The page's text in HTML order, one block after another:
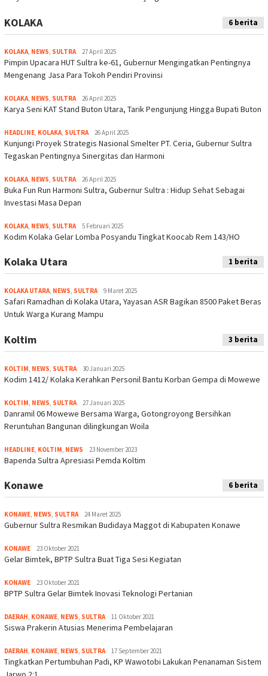
KOLAKA 6 berita
KOLAKA NEWS SULTRA 27 April 2025
Pimpin Upacara HUT Sultra ke-61, Gubernur Mengingatkan Pentingnya
Mengenang Jasa Para Tokoh Pendiri Provinsi
KOLAKA NEWS SULTRA 26 April 2025
Karya Seni KAT Stand Buton Utara, Tarik Pengunjung Hingga Bupati Buton
HEADLINE KOLAKA SULTRA 26 April 2025
Kunjungi Proyek Strategis Nasional Smelter PT. Ceria, Gubernur Sultra
Tegaskan Pentingnya Sinergitas dan Harmoni
KOLAKA NEWS SULTRA 26 April 2025
Buka Fun Run Harmoni Sultra, Gubernur Sultra : Hidup Sehat Sebagai
Investasi Masa Depan
KOLAKA NEWS SULTRA 5 Februari 2025
Kodim Kolaka Gelar Lomba Posyandu Tingkat Koocab Rem 143/HO
Kolaka Utara 1 berita
KOLAKA UTARA, NEWS, SULTRA 9 Maret 2025
Safari Ramadhan di Kolaka Utara, Yayasan ASR Bagikan 8500 Paket Beras
Untuk Warga Kurang Mampu
Koltim 3 berita
KOLTIM NEWS SULTRA 30 Januari 2025
Kodim 1412/ Kolaka Kerahkan Personil Bantu Korban Gempa di Mowewe
KOLTIM NEWS SULTRA 27 Januari 2025
Danramil 06 Mowewe Bersama Warga, Gotongroyong Bersihkan
Reruntuhan Bangunan dilingkungan Woila
HEADLINE KOLTIM NEWS 23 November 2023
Bapenda Sultra Apresiasi Pemda Koltim
Konawe 6 berita
KONAWE, NEWS, SULTRA 24 Maret 2025
Gubernur Sultra Resmikan Budidaya Maggot di Kabupaten Konawe
KONAWE 23 Oktober 2021
Gelar Bimtek, BPTP Sultra Buat Tiga Sesi Kegiatan
KONAWE 23 Oktober 2021
BPTP Sultra Gelar Bimtek Inovasi Teknologi Pertanian
DAERAH, KONAWE, NEWS, SULTRA 11 Oktober 2021
Siswa Prakerin Atusias Menerima Pembelajaran
DAERAH, KONAWE, NEWS, SULTRA 17 September 2021
Tingkatkan Pertumbuhan Padi, KP Wawotobi Lakukan Penanaman Sistem